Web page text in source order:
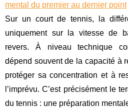
mental du premier au dernier point
Sur un court de tennis, la
uniquement sur la vitesse de
revers. À niveau technique
dépend souvent de la capacité à
protéger sa concentration et à
l’imprévu. C’est précisément le
du tennis : une préparation